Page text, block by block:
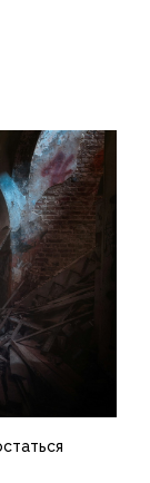
Украины